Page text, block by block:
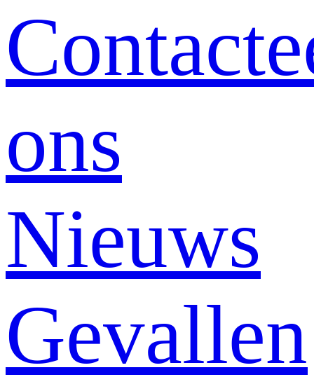
ons
Nieuws
Gevallen